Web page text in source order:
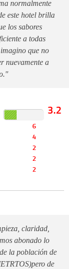
normalmente
este hotel brilla
los sabores
a todas
que no
nuevamente a
3.2
6
4
2
2
2
claridad,
abonado lo
la población de
de